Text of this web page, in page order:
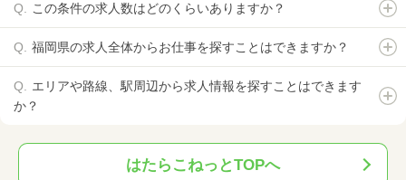
この条件の求人数はどのくらいありますか？
福岡県の求人全体からお仕事を探すことはできますか？
エリアや路線、駅周辺から求人情報を探すことはできます
か？
はたらこねっとTOPへ